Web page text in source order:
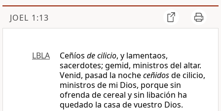
JOEL 1:13
LBLA Ceñíos de cilicio, y lamentaos,
sacerdotes; gemid, ministros del altar.
Venid, pasad la nocheceñidosde cilicio,
ministros de mi Dios, porque sin
ofrenda de cereal y sin libación ha
quedado la casa de vuestro Dios.